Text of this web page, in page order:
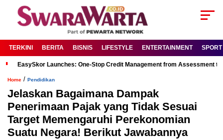
TERKINI BERITA BISNIS LIFESTYLE ENTERTAINMENT SPORT
EasySkor Launches: One-Stop Credit Management from Assessment
Home / Pendidikan
Jelaskan Bagaimana Dampak
Penerimaan Pajak yang Tidak Sesuai
Target Memengaruhi Perekonomian
Suatu Negara! Berikut Jawabannya